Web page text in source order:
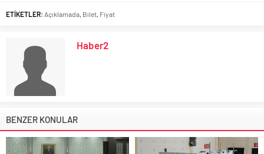
ETİKETLER: Açıklamada Bilet Fiyat
Haber2
BENZER KONULAR